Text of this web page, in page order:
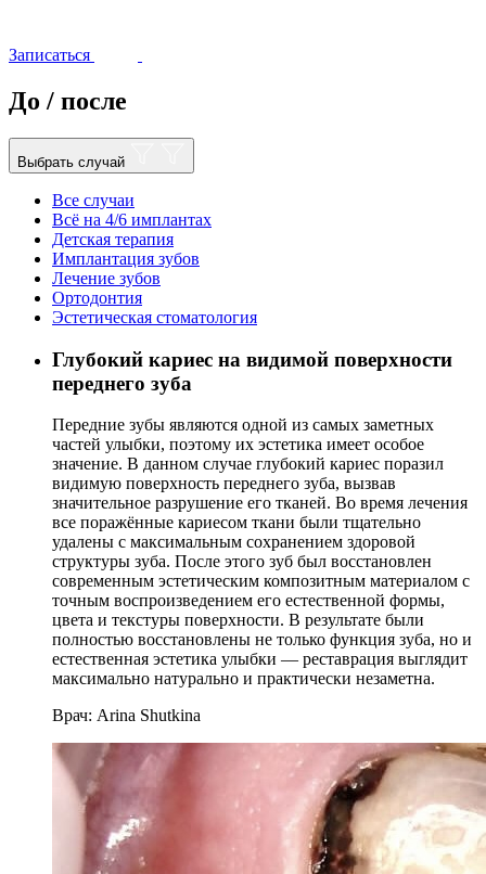
Записаться
До / после
Выбрать случай
Все случаи
Всё на 4/6 имплантах
Детская терапия
Имплантация зубов
Лечение зубов
Ортодонтия
Эстетическая стоматология
Глубокий кариес на видимой поверхности
переднего зуба
Передние зубы являются одной из самых заметных
частей улыбки, поэтому их эстетика имеет особое
значение. В данном случае глубокий кариес поразил
видимую поверхность переднего зуба, вызвав
значительное разрушение его тканей. Во время лечения
все поражённые кариесом ткани были тщательно
удалены с максимальным сохранением здоровой
структуры зуба. После этого зуб был восстановлен
современным эстетическим композитным материалом с
точным воспроизведением его естественной формы,
цвета и текстуры поверхности. В результате были
полностью восстановлены не только функция зуба, но и
естественная эстетика улыбки — реставрация выглядит
максимально натурально и практически незаметна.
Врач: Arina Shutkina